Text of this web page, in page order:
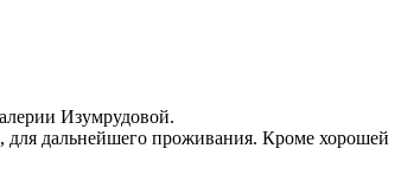
Изумрудовой.
для дальнейшего проживания. Кроме хорошей